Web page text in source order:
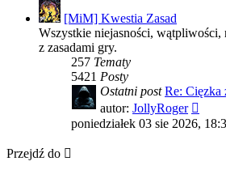
[MiM] Kwestia Zasad
Wszystkie niejasności, wątpliwości,
z zasadami gry.
257 Tematy
5421 Posty
Ostatni post Re: Cięzka
autor: JollyRoger
post
poniedziałek 03 sie 2026,
Przejdź do